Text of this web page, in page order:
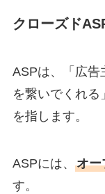
この機会に
メールに返
を送りますよ
クローズド
ASPは、「広告
を繋いでくれる
を指します。
ASPには、 オー
す。